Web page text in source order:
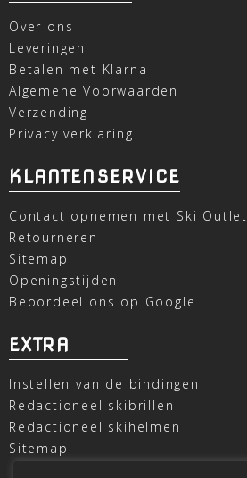
Over ons
Leveringen
Betalen met Klarna
Algemene Voorwaarden
Verzending
Privacy verklaring
KLANTENSERVICE
Contact opnemen met Ski Outlet
Retourneren
Sitemap
Openingstijden
Beoordeel ons op Google
EXTRA
Instellen van de bindingen
Redactioneel skibrillen
Redactioneel skihelmen
Sitemap